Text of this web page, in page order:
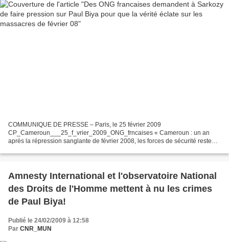
COMMUNIQUE DE PRESSE – Paris, le 25 février 2009
CP_Cameroun___25_f_vrier_2009_ONG_frncaises « Cameroun : un an
après la répression sanglante de février 2008, les forces de sécurité restent
Amnesty International et l'observatoire National
des Droits de l'Homme mettent à nu les crimes
de Paul Biya!
Publié le 24/02/2009 à 12:58
Par CNR_MUN